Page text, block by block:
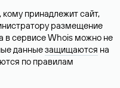
кому принадлежит сайт,
размещение
в сервисе Whois можно не
данныезащищаются на
по правилам